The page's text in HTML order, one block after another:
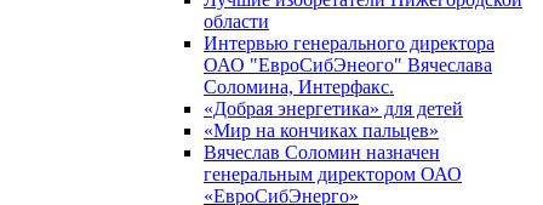
области
Интервью генерального директора
ОАО "ЕвроСибЭнеого" Вячеслава
Соломина, Интерфакс.
«Добрая энергетика» для детей
«Мир на кончиках пальцев»
Вячеслав Соломин назначен
генеральным директором ОАО
«ЕвроСибЭнерго»